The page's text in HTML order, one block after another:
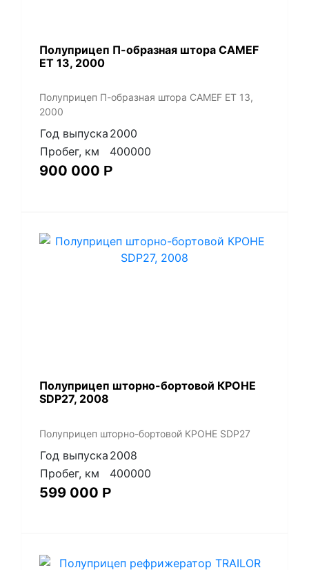
Полуприцеп П-образная штора CAMEF
ET 13, 2000
Полуприцеп П-образная штора CAMEF ET 13,
2000
Год выпуска 2000
Пробег, км
400000
900 000 Р
Полуприцеп шторно-бортовой КРОНЕ
SDP27, 2008
Полуприцеп шторно-бортовой КРОНЕ SDP27
Год выпуска 2008
Пробег, км
400000
599 000 Р